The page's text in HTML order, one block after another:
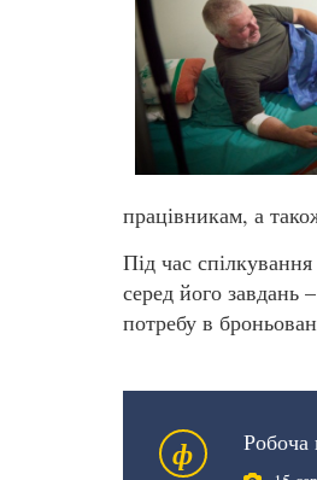
працівникам, а
Під час
серед його завдань
потребу в
ф Робоча